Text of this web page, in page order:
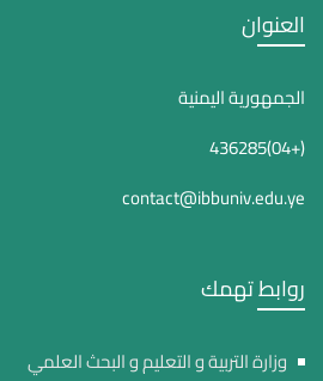
العنوان
الجمهورية اليمنية
(+04)436285
contact@ibbuniv.edu.ye
روابط تهمك
وزارة التربية و التعليم و البحث العلمي